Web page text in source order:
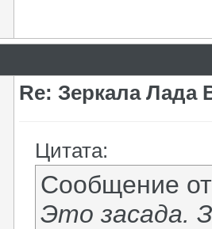
Re: Зеркала Лада
Цитата:
Сообщение
Это засада.